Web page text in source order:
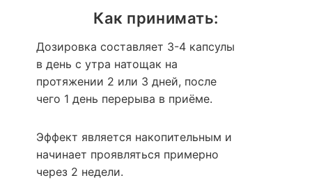
Как принимать:
Дозировка составляет 3-4 капсулы
в день с утра натощак на
протяжении 2 или 3 дней, после
чего 1 день перерыва в приёме.
Эффект является накопительным и
начинает проявляться примерно
через 2 недели.